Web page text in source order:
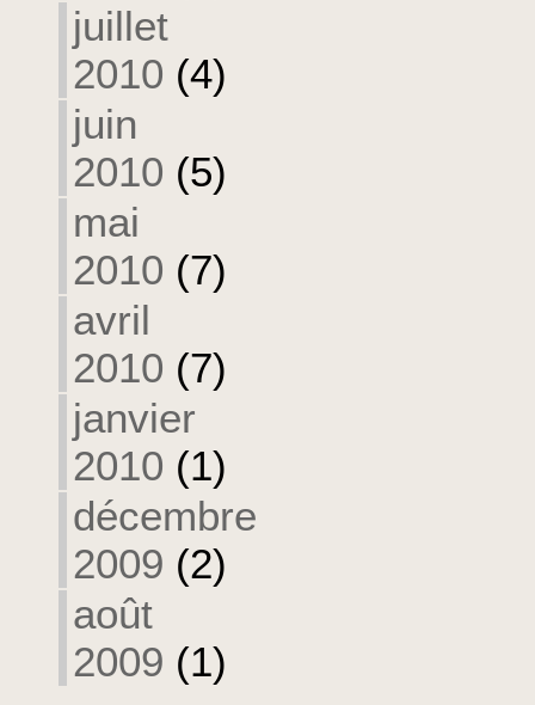
juillet
2010 (4)
juin
2010 (5)
mai
2010 (7)
avril
2010 (7)
janvier
2010 (1)
décembre
2009 (2)
août
2009 (1)